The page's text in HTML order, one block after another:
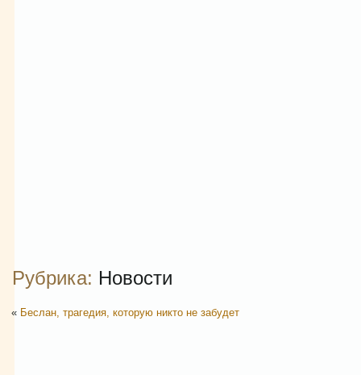
Рубрика: Новости
« Беслан, трагедия, которую никто не забудет